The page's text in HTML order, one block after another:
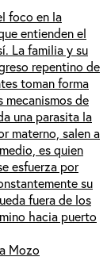
foco en la
entienden el
La familia y su
repentino de
toman forma
mecanismos de
una parasita la
materno, salen a
es quien
esfuerza por
su
fuera de los
hacia puerto
Mozo